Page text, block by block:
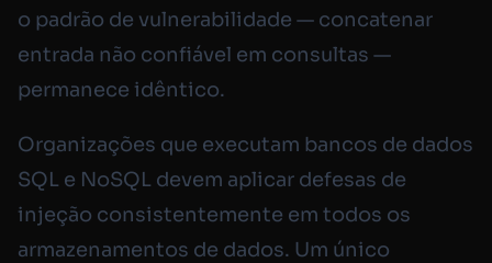
o padrão de vulnerabilidade — concatenar
entrada não confiável em consultas —
permanece idêntico.
Organizações que executam bancos de dados
SQL e NoSQL devem aplicar defesas de
injeção consistentemente em todos os
armazenamentos de dados. Um único